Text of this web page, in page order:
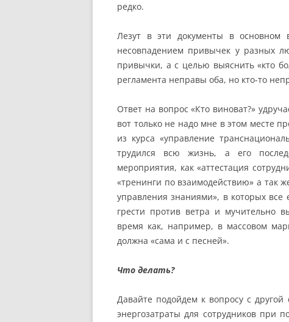
редко.
Лезут в эти документы в основном
несовпадением привычек у разных
привычки, а с целью выяснить «кто
регламента неправы оба, но кто-то
Ответ на вопрос «Кто виноват?»
вот только не надо мне в этом месте
из курса «управление
трудился всю жизнь, а его
мероприятия, как «аттестация
«тренинги по взаимодействию» а так
управления знаниями», в которых все
грести против ветра и мучительно
время как, например, в массовом
должна «сама и с песней».
Что делать?
Давайте подойдем к вопросу с
энергозатраты для сотрудников при